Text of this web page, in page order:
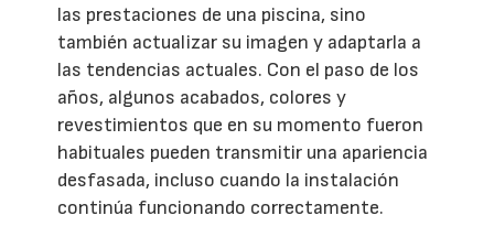
las prestaciones de una piscina, sino
también actualizar su imagen y adaptarla a
las tendencias actuales. Con el paso de los
años, algunos acabados, colores y
revestimientos que en su momento fueron
habituales pueden transmitir una apariencia
desfasada, incluso cuando la instalación
continúa funcionando correctamente.